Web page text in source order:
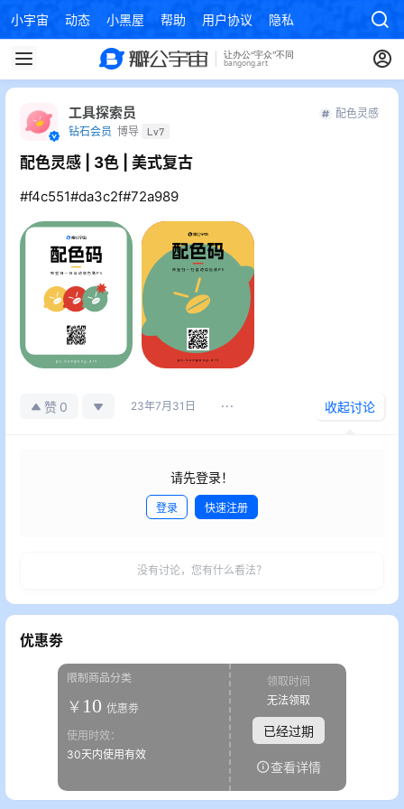
小宇宙 动态 小黑屋 帮助 用户协议 隐私政策
工具探索员
钻石会员 博导 Lv7
配色灵感
配色灵感 | 3色 | 美式复古
#f4c551#da3c2f#72a989
赞 0 23年7月31日 收起讨论
请先登录！
登录 快速注册
没有讨论，您有什么看法？
优惠劵
限制商品分类
￥ 10 优惠劵
使用时效：
30天内使用有效
领取时间
无法领取
已经过期
查看详情